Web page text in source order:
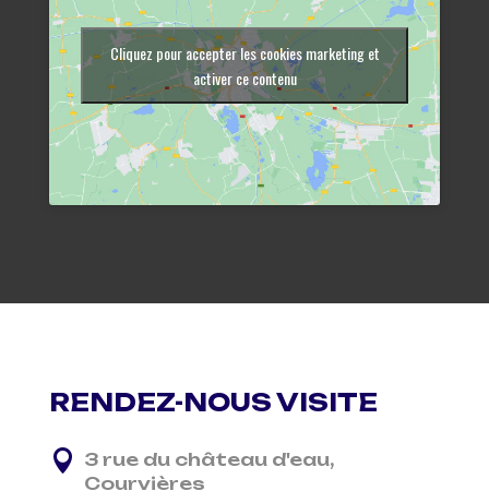
Cliquez pour accepter les cookies marketing et
activer ce contenu
RENDEZ-NOUS VISITE
 3 rue du château d'eau,
Courvières